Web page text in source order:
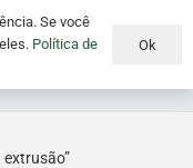
Se você
Política de
Ok